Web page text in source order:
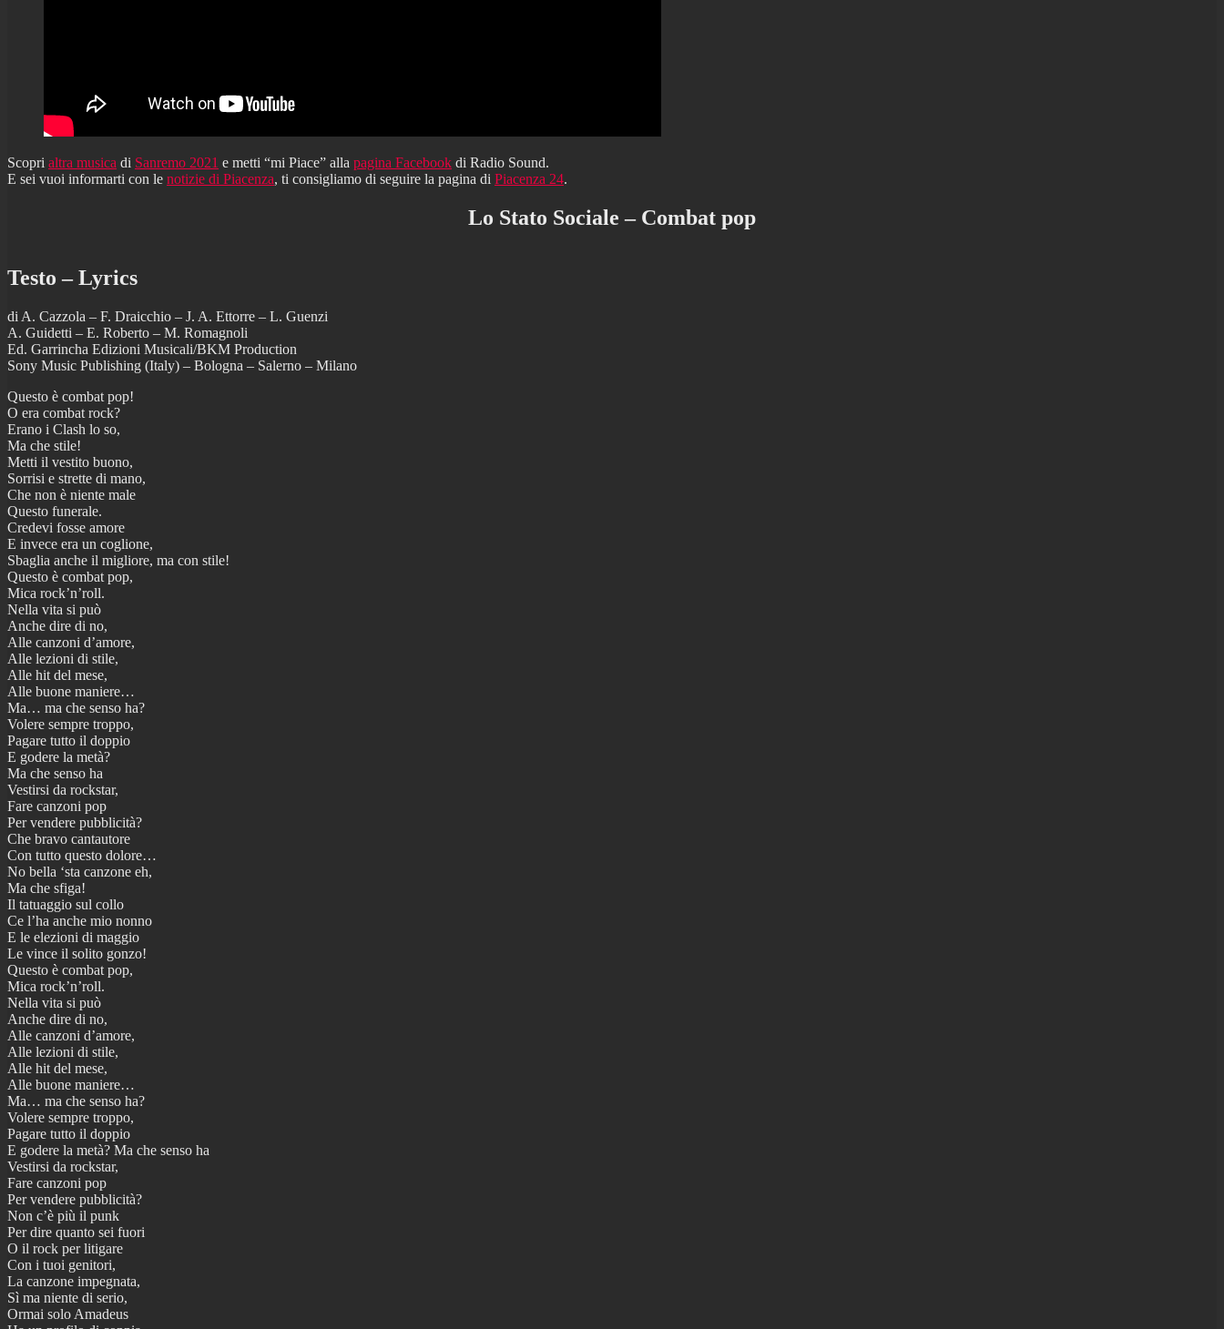
Scopri altra musica di Sanremo 2021 e metti “mi Piace” alla pagina Facebook di Radio Sound.
E sei vuoi informarti con le notizie di Piacenza, ti consigliamo di seguire la pagina di Piacenza 24.
Lo Stato Sociale – Combat pop
Testo – Lyrics
di A. Cazzola – F. Draicchio – J. A. Ettorre – L. Guenzi
A. Guidetti – E. Roberto – M. Romagnoli
Ed. Garrincha Edizioni Musicali/BKM Production
Sony Music Publishing (Italy) – Bologna – Salerno – Milano
Questo è combat pop!
O era combat rock?
Erano i Clash lo so,
Ma che stile!
Metti il vestito buono,
Sorrisi e strette di mano,
Che non è niente male
Questo funerale.
Credevi fosse amore
E invece era un coglione,
Sbaglia anche il migliore, ma con stile!
Questo è combat pop,
Mica rock’n’roll.
Nella vita si può
Anche dire di no,
Alle canzoni d’amore,
Alle lezioni di stile,
Alle hit del mese,
Alle buone maniere…
Ma… ma che senso ha?
Volere sempre troppo,
Pagare tutto il doppio
E godere la metà?
Ma che senso ha
Vestirsi da rockstar,
Fare canzoni pop
Per vendere pubblicità?
Che bravo cantautore
Con tutto questo dolore…
No bella ‘sta canzone eh,
Ma che sfiga!
Il tatuaggio sul collo
Ce l’ha anche mio nonno
E le elezioni di maggio
Le vince il solito gonzo!
Questo è combat pop,
Mica rock’n’roll.
Nella vita si può
Anche dire di no,
Alle canzoni d’amore,
Alle lezioni di stile,
Alle hit del mese,
Alle buone maniere…
Ma… ma che senso ha?
Volere sempre troppo,
Pagare tutto il doppio
E godere la metà? Ma che senso ha
Vestirsi da rockstar,
Fare canzoni pop
Per vendere pubblicità?
Non c’è più il punk
Per dire quanto sei fuori
O il rock per litigare
Con i tuoi genitori,
La canzone impegnata,
Sì ma niente di serio,
Ormai solo Amadeus